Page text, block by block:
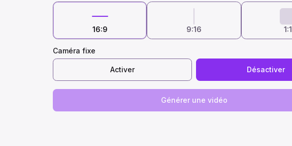
16:9 9:16 1:1
Caméra fixe
Activer Désactiver
Générer une vidéo